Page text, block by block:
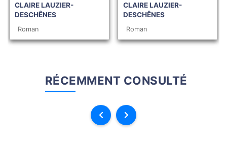
CLAIRE LAUZIER-
DESCHÊNES
Roman
CLAIRE LAUZIER-
DESCHÊNES
Roman
RÉCEMMENT CONSULTÉ